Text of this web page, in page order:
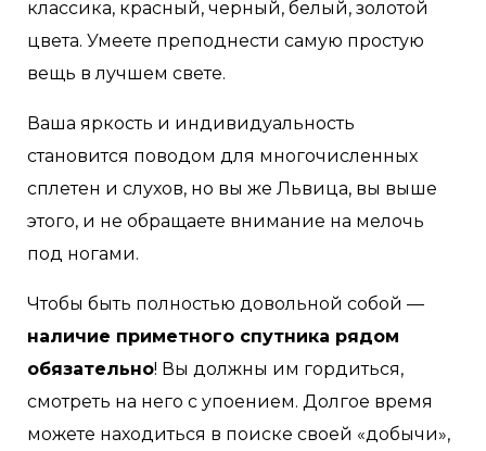
классика, красный, черный, белый, золотой
цвета. Умеете преподнести самую простую
вещь в лучшем свете.
Ваша яркость и индивидуальность
становится поводом для многочисленных
сплетен и слухов, но вы же Львица, вы выше
этого, и не обращаете внимание на мелочь
под ногами.
Чтобы быть полностью довольной собой —
наличие приметного спутника рядом
обязательно! Вы должны им гордиться,
смотреть на него с упоением. Долгое время
можете находиться в поиске своей «добычи»,